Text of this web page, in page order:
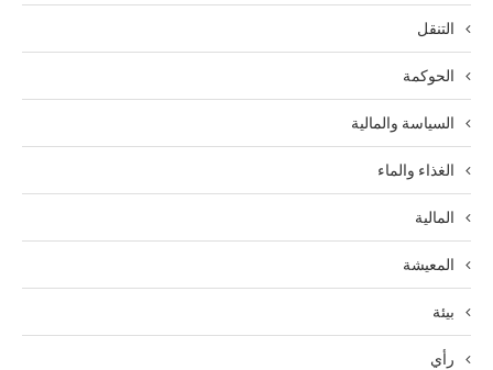
التنقل
الحوكمة
السياسة والمالية
الغذاء والماء
المالية
المعيشة
بيئة
رأي